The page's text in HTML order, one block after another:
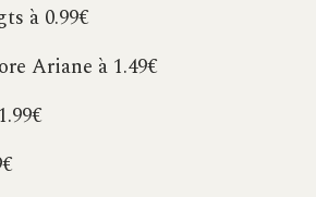
à 0.99€
Ariane à 1.49€